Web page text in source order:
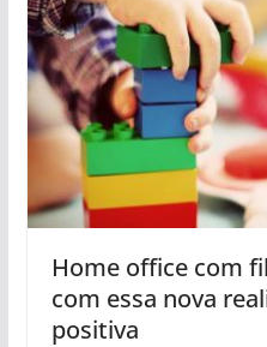
Home office com
com essa nova
positiva